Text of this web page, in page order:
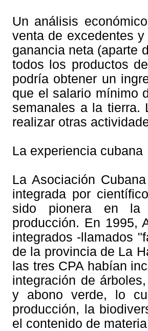
Un análisis
venta de excedentes
ganancia neta (aparte
todos los productos
podría obtener un
que el salario mínimo
semanales a la tierra.
realizar otras
La experiencia cubana
La Asociación
integrada por
sido pionera en la
producción. En 1995,
integrados -llamados
de la provincia de La
las tres CPA habían
integración de
y abono verde, lo
producción, la
el contenido de